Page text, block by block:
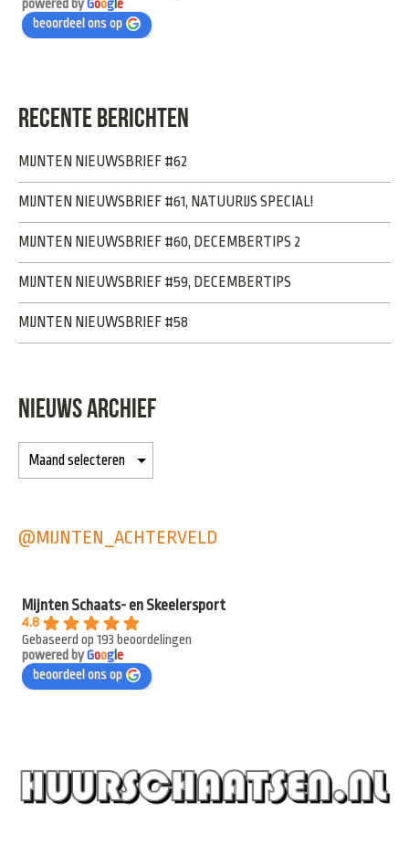
powered byGooge
beoordeel ons op
RECENTE BERICHTEN
MIJNTEN NIEUWSBRIEF #62
MIJNTEN NIEUWSBRIEF #61, NATUURIJS SPECIAL!
MIJNTEN NIEUWSBRIEF #60, DECEMBERTIPS 2
MIJNTEN NIEUWSBRIEF #59, DECEMBERTIPS
MIJNTEN NIEUWSBRIEF #58
NIEUWS ARCHIEF
@MIJNTEN_ACHTERVELD
Mijnten Schaats- en Skeelersport
4.8
Gebaseerd op 193 beoordelingen
powered byGooge
beoordeel ons op